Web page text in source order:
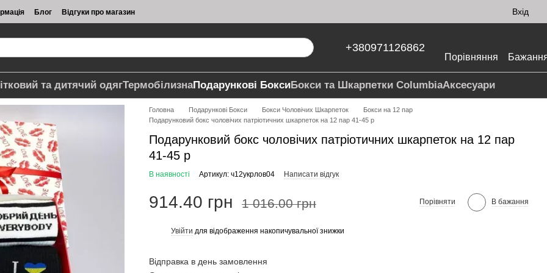
Блог Відгуки про магазин Вхід
+380971126862
Порівняння
та дитячий одягТермобілизнаПодарункові БоксиБокси та Шкарпетки ColumbiaАксесуари
Головна Подарункові Бокси Бокси Чоловічих Шкарпеток
Бокси на 12 пар
Подарунковий бокс чоловічих патріотичних шкарпеток на 12 пар 41-45 р
Подарунковий бокс чоловічих патріотичних шкарпеток на 12 пар
41-45 р
В наявності Артикул: ч12укрлов04 Написати відгук
914.40 грн 1 016.00 грн Порівняти В бажання
Увійти для відображення накопичувальної знижки
Відправка в день замовлення